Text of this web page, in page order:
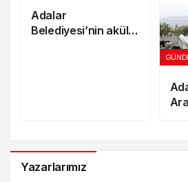
Adalar
Belediyesi’nin akülü
Yazarlarımız